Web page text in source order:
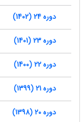
دوره 24 (1402)
دوره 23 (1401)
دوره 22 (1400)
دوره 21 (1399)
دوره 20 (1398)